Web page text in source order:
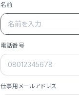
-
メ
-
-
名前
電話番号
仕事用メールアドレス